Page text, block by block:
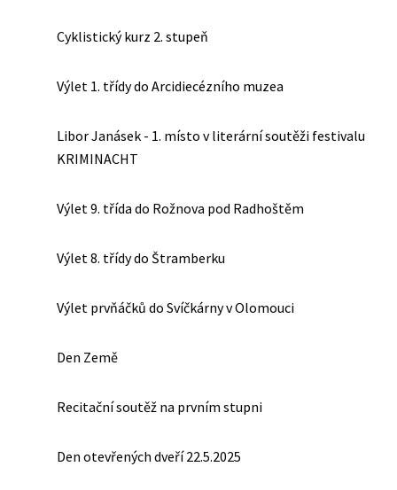
Cyklistický kurz 2. stupeň
Výlet 1. třídy do Arcidiecézního muzea
Libor Janásek - 1. místo v literární soutěži festivalu
KRIMINACHT
Výlet 9. třída do Rožnova pod Radhoštěm
Výlet 8. třídy do Štramberku
Výlet prvňáčků do Svíčkárny v Olomouci
Den Země
Recitační soutěž na prvním stupni
Den otevřených dveří 22.5.2025